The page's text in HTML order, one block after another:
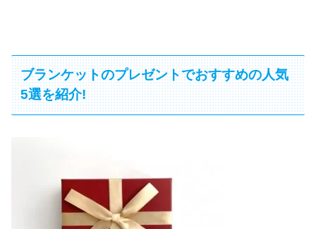
ブランケットのプレゼントでおすすめの人気
5選を紹介!